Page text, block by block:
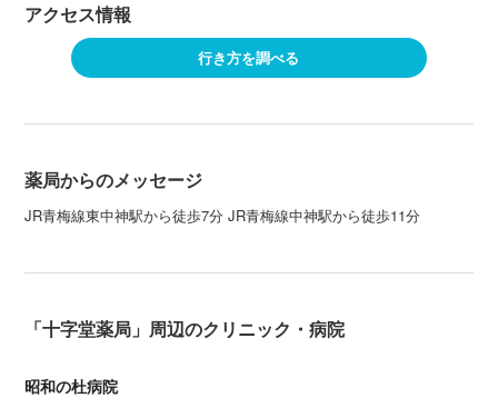
アクセス情報
行き方を調べる
薬局からのメッセージ
JR青梅線東中神駅から徒歩7分 JR青梅線中神駅から徒歩11分
「十字堂薬局」周辺のクリニック・病院
昭和の杜病院